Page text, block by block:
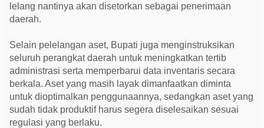
lelang nantinya akan disetorkan sebagai penerimaan
daerah.
Selain pelelangan aset, Bupati juga menginstruksikan
seluruh perangkat daerah untuk meningkatkan tertib
administrasi serta memperbarui data inventaris secara
berkala. Aset yang masih layak dimanfaatkan diminta
untuk dioptimalkan penggunaannya, sedangkan aset yang
sudah tidak produktif harus segera diselesaikan sesuai
regulasi yang berlaku.